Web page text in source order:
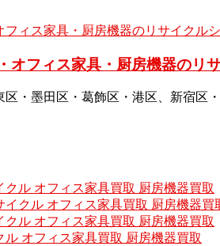
フィス家具・厨房機器のリ
区・墨田区・葛飾区・港区、新宿
ル オフィス家具買取 厨房機器買取
クル オフィス家具買取 厨房機器買
ル オフィス家具買取 厨房機器買取
オフィス家具買取 厨房機器買取